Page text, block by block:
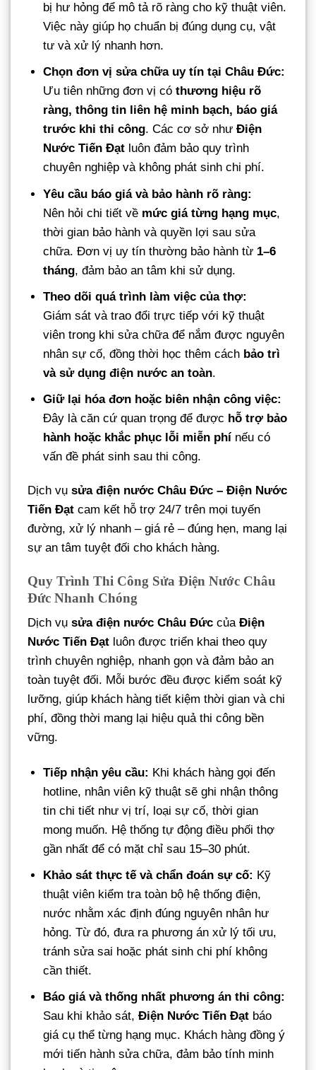
bị hư hỏng để mô tả rõ ràng cho kỹ thuật viên.
Việc này giúp họ chuẩn bị đúng dụng cụ, vật
tư và xử lý nhanh hơn.
Chọn đơn vị sửa chữa uy tín tại Châu Đức:
Ưu tiên những đơn vị cóthương hiệu rõ
ràng, thông tin liên hệ minh bạch, báo giá
trước khi thi công. Các cơ sở nhưĐiện
Nước Tiến Đạt luôn đảm bảo quy trình
chuyên nghiệp và không phát sinh chi phí.
Yêu cầu báo giá và bảo hành rõ ràng:
Nên hỏi chi tiết về mức giá từng hạng mục,
thời gian bảo hành và quyền lợi sau sửa
chữa. Đơn vị uy tín thường bảo hành từ 1–6
tháng, đảm bảo an tâm khi sử dụng.
Theo dõi quá trình làm việc của thợ:
Giám sát và trao đổi trực tiếp với kỹ thuật
viên trong khi sửa chữa để nắm được nguyên
nhân sự cố, đồng thời học thêm cách bảo trì
và sử dụng điện nước an toàn.
Giữ lại hóa đơn hoặc biên nhận công việc:
Đây là căn cứ quan trọng để được hỗ trợ bảo
hành hoặc khắc phục lỗi miễn phí nếu có
vấn đề phát sinh sau thi công.
Dịch vụ sửa điện nước Châu Đức – Điện Nước
Tiến Đạt cam kết hỗ trợ 24/7 trên mọi tuyến
đường, xử lý nhanh – giá rẻ – đúng hẹn, mang lại
sự an tâm tuyệt đối cho khách hàng.
Quy Trình Thi Công Sửa Điện Nước Châu
Đức Nhanh Chóng
Dịch vụ sửa điện nước Châu Đức của Điện
Nước Tiến Đạt luôn được triển khai theo quy
trình chuyên nghiệp, nhanh gọn và đảm bảo an
toàn tuyệt đối. Mỗi bước đều được kiểm soát kỹ
lưỡng, giúp khách hàng tiết kiệm thời gian và chi
phí, đồng thời mang lại hiệu quả thi công bền
vững.
Tiếp nhận yêu cầu: Khi khách hàng gọi đến
hotline, nhân viên kỹ thuật sẽ ghi nhận thông
tin chi tiết như vị trí, loại sự cố, thời gian
mong muốn. Hệ thống tự động điều phối thợ
gần nhất để có mặt chỉ sau 15–30 phút.
Khảo sát thực tế và chẩn đoán sự cố: Kỹ
thuật viên kiểm tra toàn bộ hệ thống điện,
nước nhằm xác định đúng nguyên nhân hư
hỏng. Từ đó, đưa ra phương án xử lý tối ưu,
tránh sửa sai hoặc phát sinh chi phí không
cần thiết.
Báo giá và thống nhất phương án thi công:
Sau khi khảo sát,Điện Nước Tiến Đạt báo
giá cụ thể từng hạng mục. Khách hàng đồng ý
mới tiến hành sửa chữa, đảm bảo tính minh